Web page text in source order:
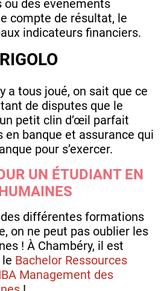
des événements
compte de résultat, le
indicateurs financiers.
a tous joué, on sait que ce
de disputes que le
petit clin d’œil parfait
en banque et assurance qui
pour s’exercer.
UN ÉTUDIANT EN
des différentes formations
on ne peut pas oublier les
! À Chambéry, il est
Bachelor Ressources
Management des